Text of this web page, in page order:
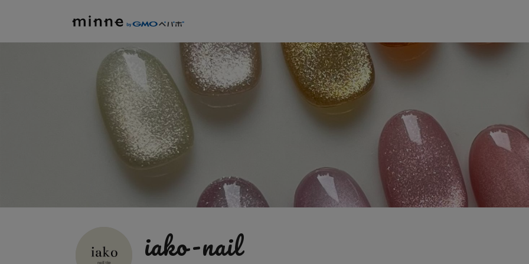
iako-nail